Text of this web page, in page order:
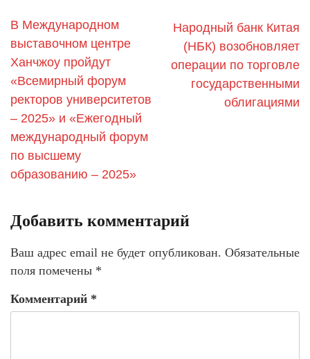
В Международном
выставочном центре
Ханчжоу пройдут
«Всемирный форум
ректоров университетов
– 2025» и «Ежегодный
международный форум
по высшему
образованию – 2025»
Народный банк Китая
(НБК) возобновляет
операции по торговле
государственными
облигациями
Добавить комментарий
Ваш адрес email не будет опубликован. Обязательные
поля помечены *
Комментарий *